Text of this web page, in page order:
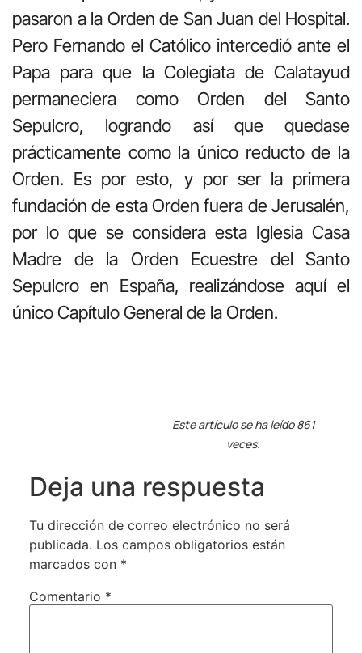
pasaron a la Orden de San Juan del Hospital.
Pero Fernando el Católico intercedió ante el
Papa para que la Colegiata de Calatayud
permaneciera como Orden del Santo
Sepulcro, logrando así que quedase
prácticamente como la único reducto de la
Orden. Es por esto, y por ser la primera
fundación de esta Orden fuera de Jerusalén,
por lo que se considera esta Iglesia Casa
Madre de la Orden Ecuestre del Santo
Sepulcro en España, realizándose aquí el
único Capítulo General de la Orden.
Este artículo se ha leído 861
veces.
Deja una respuesta
Tu dirección de correo electrónico no será
publicada. Los campos obligatorios están
marcados con *
Comentario *